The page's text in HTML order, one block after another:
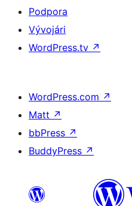
Podpora
Vývojári
WordPress.tv ↗
WordPress.com ↗
Matt ↗
bbPress ↗
BuddyPress ↗